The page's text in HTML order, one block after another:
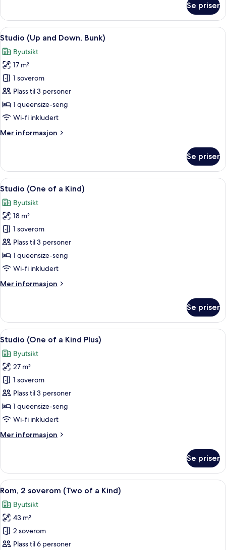
Plus
(Studio)
of
Kind
(Studio)
Se priser
Åpne
alle
bildene
av
Studio
(Up
and
Down,
Studio (Up and Down, Bunk) | Safe
5
Studio (Up and Down, Bunk)
Byutsikt
17 m²
1 soverom
Plass til 3 personer
1 queensize-seng
Wi-fi inkludert
Mer informasjon
Mer
(Up
and
Down,
Se priser
Åpne
alle
bildene
av
Studio
(One
of
a
Safe på rommet, skrivebord og
6
Studio (One of a Kind)
Byutsikt
18 m²
1 soverom
Plass til 3 personer
1 queensize-seng
Wi-fi inkludert
Mer informasjon
Mer
(One
of
a
Se priser
Åpne
alle
bildene
av
Studio
(One
of
a
Plus)
Safe på rommet, skrivebord og
6
Studio (One of a Kind Plus)
Byutsikt
27 m²
1 soverom
Plass til 3 personer
1 queensize-seng
Wi-fi inkludert
Mer informasjon
Mer
(One
of
a
Plus)
Se priser
Åpne
alle
bildene
av
Rom,
2
Safe på rommet, skrivebord og
6
Rom, 2 soverom (Two of a Kind)
Byutsikt
43 m²
2 soverom
Plass til 6 personer